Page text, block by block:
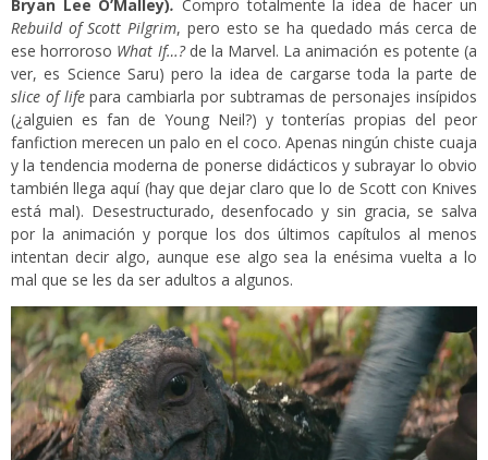
Bryan Lee O’Malley).Compro totalmente la idea de hacer un
Rebuild of Scott Pilgrim, pero esto se ha quedado más cerca de
ese horroroso What If…? de la Marvel. La animación es potente (a
ver, es Science Saru) pero la idea de cargarse toda la parte de
slice of lifepara cambiarla por subtramas de personajes insípidos
(¿alguien es fan de Young Neil?) y tonterías propias del peor
fanfiction merecen un palo en el coco. Apenas ningún chiste cuaja
y la tendencia moderna de ponerse didácticos y subrayar lo obvio
también llega aquí (hay que dejar claro que lo de Scott con Knives
está mal). Desestructurado, desenfocado y sin gracia, se salva
por la animación y porque los dos últimos capítulos al menos
intentan decir algo, aunque ese algo sea la enésima vuelta a lo
mal que se les da ser adultos a algunos.